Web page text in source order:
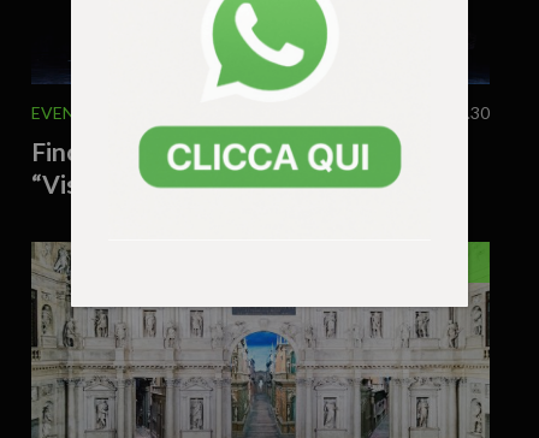
EVENTI 29 Luglio 2026 - 12.30
Fino al 31 luglio a Vicenza il festival
“Visioni di Danza”